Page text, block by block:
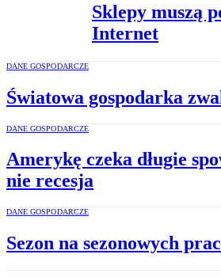
Sklepy muszą
Internet
DANE GOSPODARCZE
Światowa gospodarka
DANE GOSPODARCZE
Amerykę czeka długie
nie recesja
DANE GOSPODARCZE
Sezon na sezonowych